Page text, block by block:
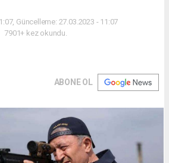
Güncelleme: 27.03.2023 - 11:07
7901+ kez okundu.
ABONE OL